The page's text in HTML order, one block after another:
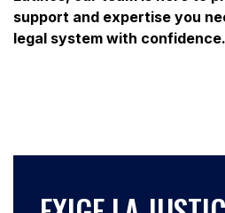
support and expertise you
legal system with confidence.